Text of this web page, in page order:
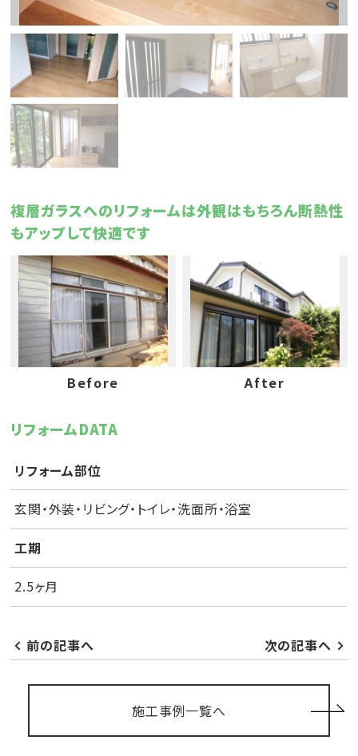
複層ガラスへのリフォームは外観はもちろん断熱性
もアップして快適です
Before After
リフォームDATA
リフォーム部位
玄関・外装・リビング・トイレ・洗面所・浴室
工期
2.5ヶ月
前の記事へ 次の記事へ
施工事例一覧へ